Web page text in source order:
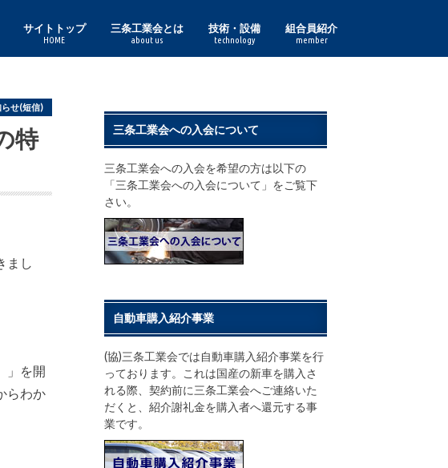
サイトトップ
HOME
三条工業会とは
about us
技術・設備
technology
組合員紹介
member
せ(短信)
特
まし
」を開
らわか
三条工業会への入会について
三条工業会への入会を希望の方は以下の
「三条工業会への入会について」をご覧下
さい。
自動車購入紹介事業
(協)三条工業会では自動車購入紹介事業を行
っております。これは国産の新車を購入さ
れる際、契約前に三条工業会へご連絡いた
だくと、紹介謝礼金を購入者へ還元する事
業です。